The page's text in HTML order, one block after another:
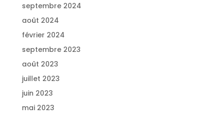
septembre 2024
août 2024
février 2024
septembre 2023
août 2023
juillet 2023
juin 2023
mai 2023